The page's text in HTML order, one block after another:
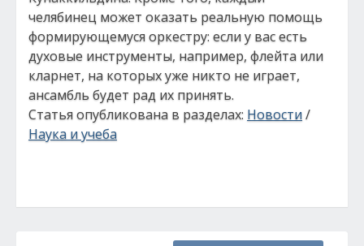
челябинец может оказать реальную помощь
формирующемуся оркестру: если у вас есть
духовые инструменты, например, флейта или
кларнет, на которых уже никто не играет,
ансамбль будет рад их принять.
Статья опубликована в разделах: Новости/
Наука и учеба